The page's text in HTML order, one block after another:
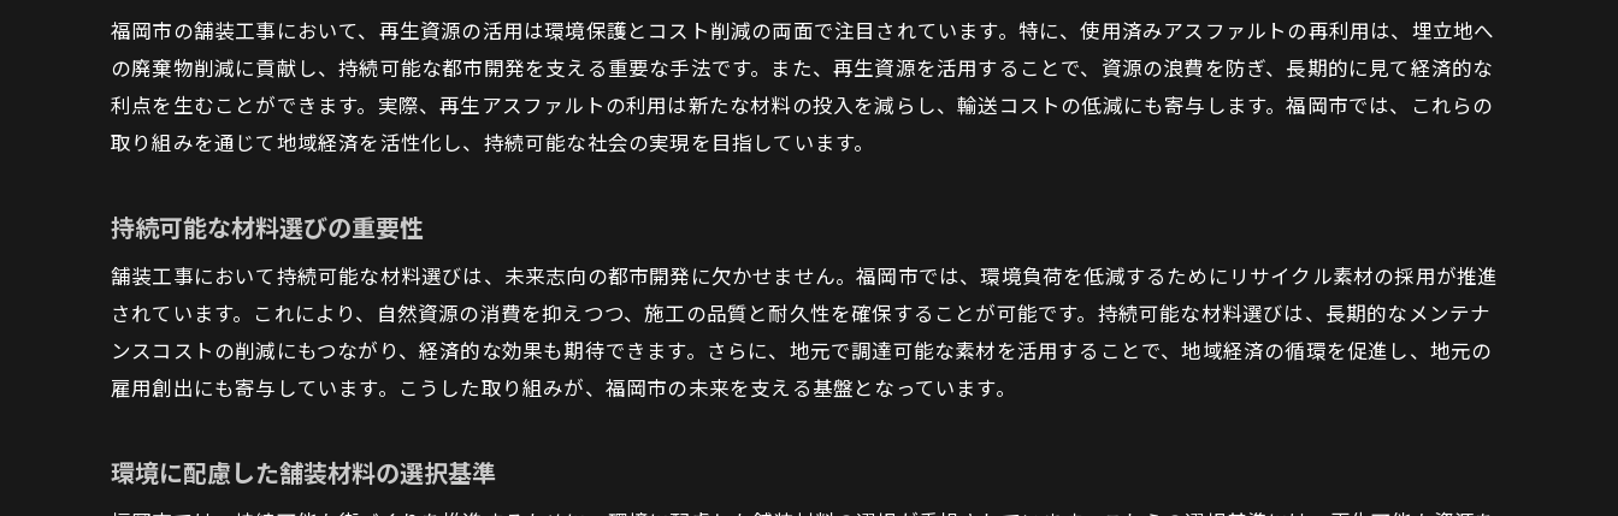
地域経済における舗装工事の影響
公共事業がもたらす経済効果
地元企業への支援と成長促進
福岡市の経済戦略における舗装工事の位置付け
福岡市の舗装工事において、再生資源の活用は環境保護とコスト削減の両面で注目されています。特に、使用済みアスファルトの再利用は、埋立地へ
の廃棄物削減に貢献し、持続可能な都市開発を支える重要な手法です。また、再生資源を活用することで、資源の浪費を防ぎ、長期的に見て経済的な
利点を生むことができます。実際、再生アスファルトの利用は新たな材料の投入を減らし、輸送コストの低減にも寄与します。福岡市では、これらの
取り組みを通じて地域経済を活性化し、持続可能な社会の実現を目指しています。
持続可能な材料選びの重要性
舗装工事において持続可能な材料選びは、未来志向の都市開発に欠かせません。福岡市では、環境負荷を低減するためにリサイクル素材の採用が推進
されています。これにより、自然資源の消費を抑えつつ、施工の品質と耐久性を確保することが可能です。持続可能な材料選びは、長期的なメンテナ
ンスコストの削減にもつながり、経済的な効果も期待できます。さらに、地元で調達可能な素材を活用することで、地域経済の循環を促進し、地元の
雇用創出にも寄与しています。こうした取り組みが、福岡市の未来を支える基盤となっています。
環境に配慮した舗装材料の選択基準